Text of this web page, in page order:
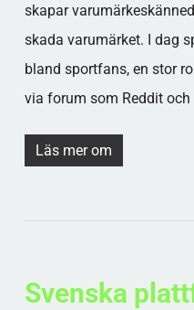
skapar
skada varumärket. I dag
bland sportfans, en stor
via forum som Reddit och
Läs mer om
Svenska